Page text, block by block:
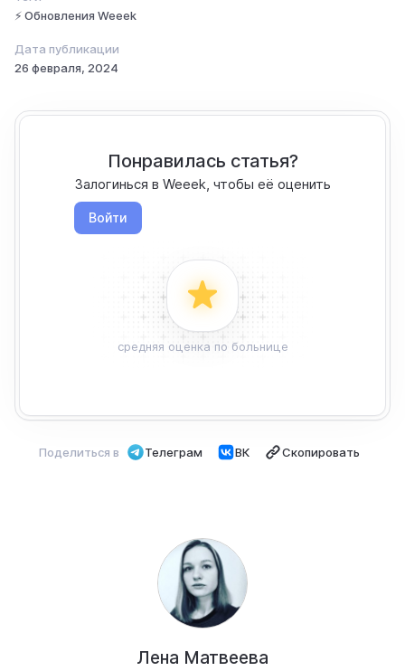
⚡ Обновления Weeek
Дата публикации
26 февраля, 2024
средняя оценка по больнице
Понравилась статья?
Залогинься в Weeek, чтобы её оценить
Войти
Поделиться в Телеграм ВК Скопировать
Лена Матвеева